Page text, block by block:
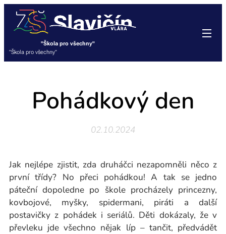
"Škola pro všechny"
"Škola pro všechny"
Pohádkový den
02.10.2024
Jak nejlépe zjistit, zda druháčci nezapomněli něco z
první třídy? No přeci pohádkou! A tak se jedno
páteční dopoledne po škole procházely princezny,
kovbojové, myšky, spidermani, piráti a další
postavičky z pohádek i seriálů. Děti dokázaly, že v
převleku jde všechno nějak líp – tančit, předvádět